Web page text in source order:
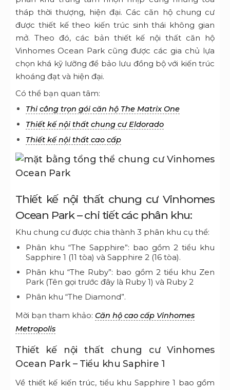
tháp thời thượng, hiện đại. Các căn hộ chung cư
được thiết kế theo kiến trúc sinh thái không gian
mở. Theo đó, các bản thiết kế nội thất căn hộ
Vinhomes Ocean Park cũng được các gia chủ lựa
chọn khá kỹ lưỡng để bảo lưu đồng bộ với kiến trúc
khoáng đạt và hiện đại.
Có thể bạn quan tâm:
Thi công trọn gói căn hộ The Matrix One
Thiết kế nội thất chung cư Eldorado
Thiết kế nội thất cao cấp
Thiết kế nội thất chung cư Vinhomes
Ocean Park – chi tiết các phân khu:
Khu chung cư được chia thành 3 phân khu cụ thể:
Phân khu “The Sapphire”: bao gồm 2 tiểu khu
Sapphire 1 (11 tòa) và Sapphire 2 (16 tòa).
Phân khu “The Ruby”: bao gồm 2 tiểu khu Zen
Park (Tên gọi trước đây là Ruby 1) và Ruby 2
Phân khu “The Diamond”.
Mời bạn tham khảo: Căn hộ cao cấp Vinhomes
Metropolis
Thiết kế nội thất chung cư Vinhomes
Ocean Park – Tiểu khu Saphire 1
Về thiết kế kiến trúc, tiểu khu Sapphire 1 bao gồm